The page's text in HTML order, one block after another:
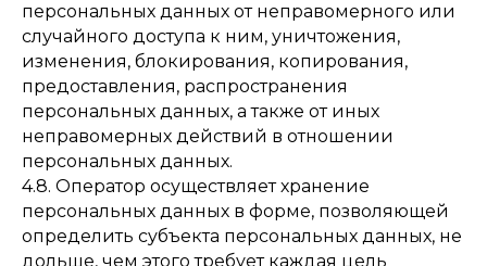
персональных данных от неправомерного или
случайного доступа к ним, уничтожения,
изменения, блокирования, копирования,
предоставления, распространения
персональных данных, а также от иных
неправомерных действий в отношении
персональных данных.
4.8. Оператор осуществляет хранение
персональных данных в форме, позволяющей
определить субъекта персональных данных, не
дольше, чем этого требует каждая цель